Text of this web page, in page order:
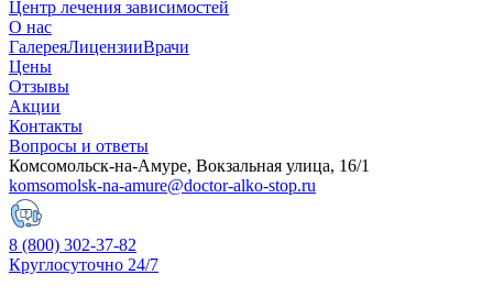
Центр лечения зависимостей
О нас
ГалереяЛицензииВрачи
Цены
Отзывы
Акции
Контакты
Вопросы и ответы
Комсомольск-на-Амуре, Вокзальная улица, 16/1
komsomolsk-na-amure@doctor-alko-stop.ru
8 (800) 302-37-82
Круглосуточно 24/7